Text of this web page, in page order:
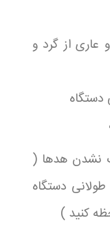
از گرد و
نشدن هدها (
دستگاه
کنید )